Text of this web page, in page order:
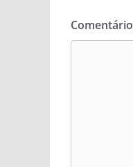
Comentário